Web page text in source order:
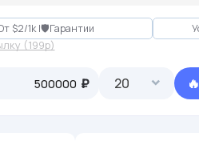
$2/1k |🛡Гарантии
(199p)
₽ 20